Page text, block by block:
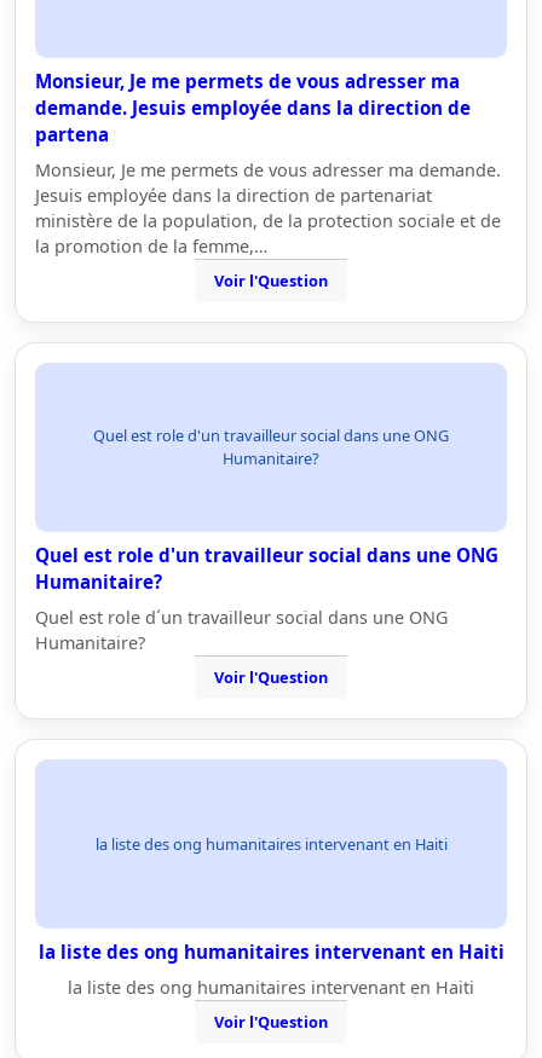
Monsieur, Je me permets de vous adresser ma
demande. Jesuis employée dans la direction de
partena
Monsieur, Je me permets de vous adresser ma demande.
Jesuis employée dans la direction de partenariat
ministère de la population, de la protection sociale et de
la promotion de la femme,…
Voir l'Question
Quel est role d'un travailleur social dans une ONG
Humanitaire?
Quel est role d'un travailleur social dans une ONG
Humanitaire?
Quel est role d´un travailleur social dans une ONG
Humanitaire?
Voir l'Question
la liste des ong humanitaires intervenant en Haiti
la liste des ong humanitaires intervenant en Haiti
la liste des ong humanitaires intervenant en Haiti
Voir l'Question